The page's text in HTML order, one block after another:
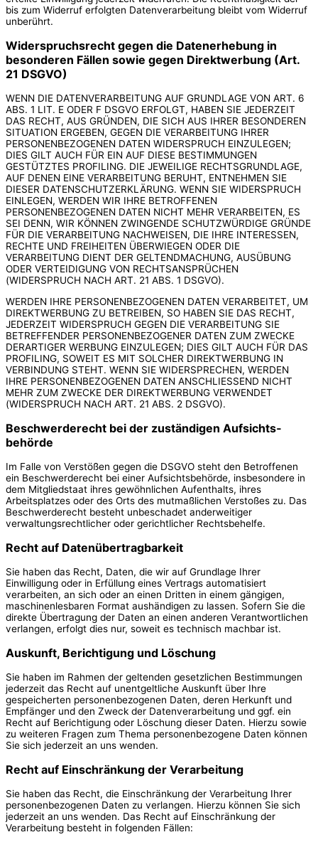
bis zum Widerruf erfolgten Datenverarbeitung bleibt vom Widerruf
unberührt.
Widerspruchsrecht gegen die Datenerhebung in
besonderen Fällen sowie gegen Direktwerbung (Art.
21 DSGVO)
WENN DIE DATENVERARBEITUNG AUF GRUNDLAGE VON ART. 6
ABS. 1 LIT. E ODER F DSGVO ERFOLGT, HABEN SIE JEDERZEIT
DAS RECHT, AUS GRÜNDEN, DIE SICH AUS IHRER BESONDEREN
SITUATION ERGEBEN, GEGEN DIE VERARBEITUNG IHRER
PERSONENBEZOGENEN DATEN WIDERSPRUCH EINZULEGEN;
DIES GILT AUCH FÜR EIN AUF DIESE BESTIMMUNGEN
GESTÜTZTES PROFILING. DIE JEWEILIGE RECHTSGRUNDLAGE,
AUF DENEN EINE VERARBEITUNG BERUHT, ENTNEHMEN SIE
DIESER DATENSCHUTZERKLÄRUNG. WENN SIE WIDERSPRUCH
EINLEGEN, WERDEN WIR IHRE BETROFFENEN
PERSONENBEZOGENEN DATEN NICHT MEHR VERARBEITEN, ES
SEI DENN, WIR KÖNNEN ZWINGENDE SCHUTZWÜRDIGE GRÜNDE
FÜR DIE VERARBEITUNG NACHWEISEN, DIE IHRE INTERESSEN,
RECHTE UND FREIHEITEN ÜBERWIEGEN ODER DIE
VERARBEITUNG DIENT DER GELTENDMACHUNG, AUSÜBUNG
ODER VERTEIDIGUNG VON RECHTSANSPRÜCHEN
(WIDERSPRUCH NACH ART. 21 ABS. 1 DSGVO).
WERDEN IHRE PERSONENBEZOGENEN DATEN VERARBEITET, UM
DIREKTWERBUNG ZU BETREIBEN, SO HABEN SIE DAS RECHT,
JEDERZEIT WIDERSPRUCH GEGEN DIE VERARBEITUNG SIE
BETREFFENDER PERSONENBEZOGENER DATEN ZUM ZWECKE
DERARTIGER WERBUNG EINZULEGEN; DIES GILT AUCH FÜR DAS
PROFILING, SOWEIT ES MIT SOLCHER DIREKTWERBUNG IN
VERBINDUNG STEHT. WENN SIE WIDERSPRECHEN, WERDEN
IHRE PERSONENBEZOGENEN DATEN ANSCHLIESSEND NICHT
MEHR ZUM ZWECKE DER DIREKTWERBUNG VERWENDET
(WIDERSPRUCH NACH ART. 21 ABS. 2 DSGVO).
Beschwerde­recht bei der zuständigen Aufsichts­
behörde
Im Falle von Verstößen gegen die DSGVO steht den Betroffenen
ein Beschwerderecht bei einer Aufsichtsbehörde, insbesondere in
dem Mitgliedstaat ihres gewöhnlichen Aufenthalts, ihres
Arbeitsplatzes oder des Orts des mutmaßlichen Verstoßes zu. Das
Beschwerderecht besteht unbeschadet anderweitiger
verwaltungsrechtlicher oder gerichtlicher Rechtsbehelfe.
Recht auf Daten­übertrag­barkeit
Sie haben das Recht, Daten, die wir auf Grundlage Ihrer
Einwilligung oder in Erfüllung eines Vertrags automatisiert
verarbeiten, an sich oder an einen Dritten in einem gängigen,
maschinenlesbaren Format aushändigen zu lassen. Sofern Sie die
direkte Übertragung der Daten an einen anderen Verantwortlichen
verlangen, erfolgt dies nur, soweit es technisch machbar ist.
Auskunft, Berichtigung und Löschung
Sie haben im Rahmen der geltenden gesetzlichen Bestimmungen
jederzeit das Recht auf unentgeltliche Auskunft über Ihre
gespeicherten personenbezogenen Daten, deren Herkunft und
Empfänger und den Zweck der Datenverarbeitung und ggf. ein
Recht auf Berichtigung oder Löschung dieser Daten. Hierzu sowie
zu weiteren Fragen zum Thema personenbezogene Daten können
Sie sich jederzeit an uns wenden.
Recht auf Einschränkung der Verarbeitung
Sie haben das Recht, die Einschränkung der Verarbeitung Ihrer
personenbezogenen Daten zu verlangen. Hierzu können Sie sich
jederzeit an uns wenden. Das Recht auf Einschränkung der
Verarbeitung besteht in folgenden Fällen: